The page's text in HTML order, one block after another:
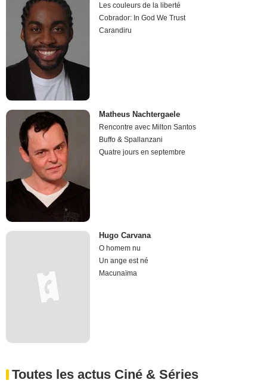
Les couleurs de la liberté
Cobrador: In God We Trust
Carandiru
Matheus Nachtergaele
Rencontre avec Milton Santos
Buffo & Spallanzani
Quatre jours en septembre
Hugo Carvana
O homem nu
Un ange est né
Macunaïma
Toutes les actus Ciné & Séries